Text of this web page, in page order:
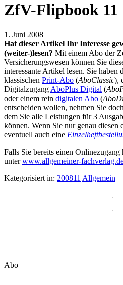
ZfV-Flipbook 11
1. Juni 2008
Hat dieser Artikel Ihr Interesse
(weiter-)lesen? Mit einem Abo der
Versicherungswesen können Sie
interessante Artikel lesen. Sie haben
klassischen Print-Abo (AboClassic),
Digitalzugang AboPlus Digital (
oder einem rein digitalen Abo (
entscheiden wollen, nehmen Sie
dem Sie alle Leistungen für 3
können. Wenn Sie nur genau diesen
eventuell auch eine
Falls Sie bereits einen
unterwww.allgemeiner-
Kategorisiert in: 200811 Allgemein
Abo